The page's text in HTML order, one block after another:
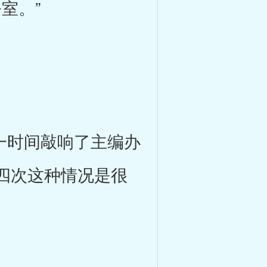
。”
间敲响了主编办
次这种情况是很